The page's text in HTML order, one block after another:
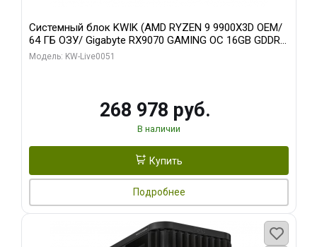
Системный блок KWIK (AMD RYZEN 9 9900X3D OEM/
64 ГБ ОЗУ/ Gigabyte RX9070 GAMING OC 16GB GDDR6
256bit 2xDP 2xH/ 960 ГБ SSD)
Модель: KW-Live0051
268 978 руб.
В наличии
Купить
Подробнее